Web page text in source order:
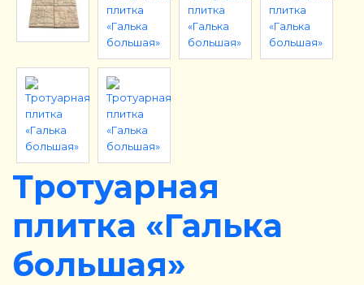
Тротуарная
плитка «Галька
большая»